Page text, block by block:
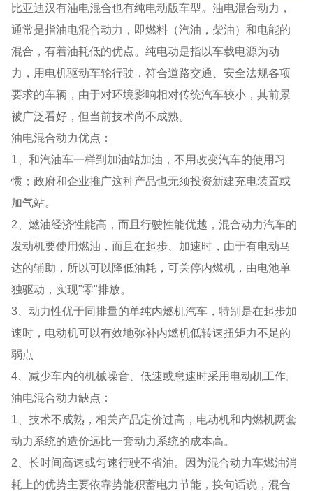
比亚迪汉有油电混合也有纯电动版车型。油电混合动力，
通常是指油电混合动力，即燃料（汽油，柴油）和电能的
混合，有着油耗低的优点。纯电动是指以车载电源为动
力，用电机驱动车轮行驶，符合道路交通、安全法规各项
要求的车辆，由于对环境影响相对传统汽车较小，其前景
被广泛看好，但当前技术尚不成熟。
油电混合动力优点：
1、和汽油车一样到加油站加油，不用改变汽车的使用习
惯；政府和企业推广这种产品也无须投资新建充电装置或
加气站。
2、燃油经济性能高，而且行驶性能优越，混合动力汽车的
发动机要使用燃油，而且在起步、加速时，由于有电动马
达的辅助，所以可以降低油耗，可关停内燃机，由电池单
独驱动，实现"零"排放。
3、动力性优于同排量的单纯内燃机汽车，特别是在起步加
速时，电动机可以有效地弥补内燃机低转速扭矩力不足的
弱点
4、减少车内的机械噪音、低速或怠速时采用电动机工作。
油电混合动力缺点：
1、技术不成熟，相关产品定价过高，电动机和内燃机两套
动力系统的造价远比一套动力系统的成本高。
2、长时间高速或匀速行驶不省油。因为混合动力车燃油消
耗上的优势主要依靠势能积蓄电力节能，换句话说，混合